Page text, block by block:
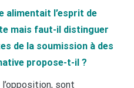
alimentait l’esprit de
mais faut-il distinguer
de la soumission à des
propose-t-il ?
sont